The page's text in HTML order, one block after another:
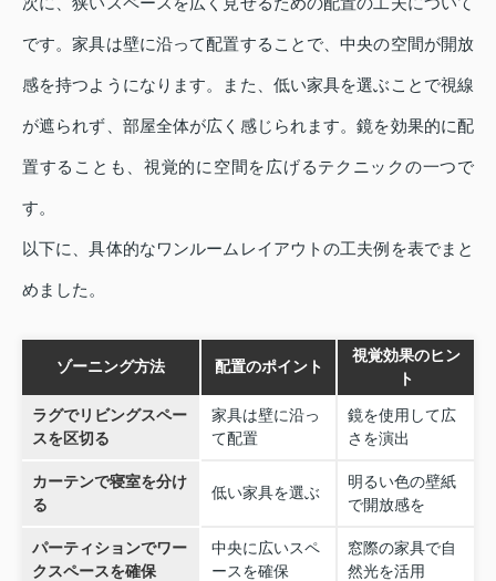
です。家具は壁に沿って配置することで、中央の空間が開放
感を持つようになります。また、低い家具を選ぶことで視線
が遮られず、部屋全体が広く感じられます。鏡を効果的に配
置することも、視覚的に空間を広げるテクニックの一つで
す。
以下に、具体的なワンルームレイアウトの工夫例を表でまと
めました。
ゾーニング方法 配置のポイント
視覚効果のヒン
ト
ラグでリビングスペー
スを区切る
家具は壁に沿っ
て配置
鏡を使用して広
さを演出
カーテンで寝室を分け
る
低い家具を選ぶ
明るい色の壁紙
で開放感を
パーティションでワー
クスペースを確保
中央に広いスペ
ースを確保
窓際の家具で自
然光を活用